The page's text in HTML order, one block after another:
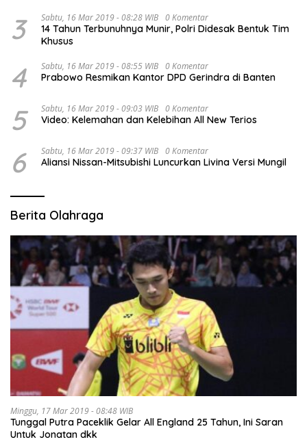
3 Sabtu, 16 Mar 2019 - 08:28 WIB 0 Komentar
14 Tahun Terbunuhnya Munir, Polri Didesak Bentuk Tim
Khusus
4 Sabtu, 16 Mar 2019 - 08:55 WIB 0 Komentar
Prabowo Resmikan Kantor DPD Gerindra di Banten
5 Sabtu, 16 Mar 2019 - 09:03 WIB 0 Komentar
Video: Kelemahan dan Kelebihan All New Terios
6 Sabtu, 16 Mar 2019 - 09:37 WIB 0 Komentar
Aliansi Nissan-Mitsubishi Luncurkan Livina Versi Mungil
Berita Olahraga
Minggu, 17 Mar 2019 - 08:48 WIB
Tunggal Putra Paceklik Gelar All England 25 Tahun, Ini Saran
Untuk Jonatan dkk